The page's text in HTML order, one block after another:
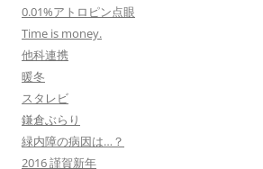
0.01%アトロピン点眼
Time is money.
他科連携
暖冬
スタレビ
鎌倉ぶらり
緑内障の病因は…？
2016 謹賀新年